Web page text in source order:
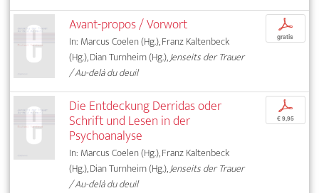
Avant-propos / Vorwort
In: Marcus Coelen (Hg.), Franz Kaltenbeck
(Hg.), Dian Turnheim (Hg.),Jenseits der Trauer
/ Au-delà du deuil
p
gratis
Die Entdeckung Derridas oder
Schrift und Lesen in der
Psychoanalyse
In: Marcus Coelen (Hg.), Franz Kaltenbeck
(Hg.), Dian Turnheim (Hg.),Jenseits der Trauer
/ Au-delà du deuil
p
€ 9,95